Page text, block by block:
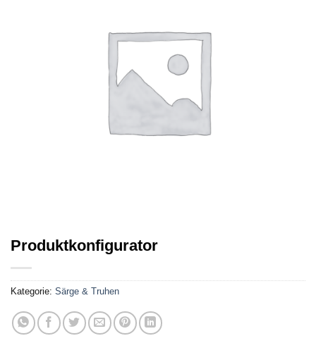
Produktkonfigurator
Kategorie: Särge & Truhen